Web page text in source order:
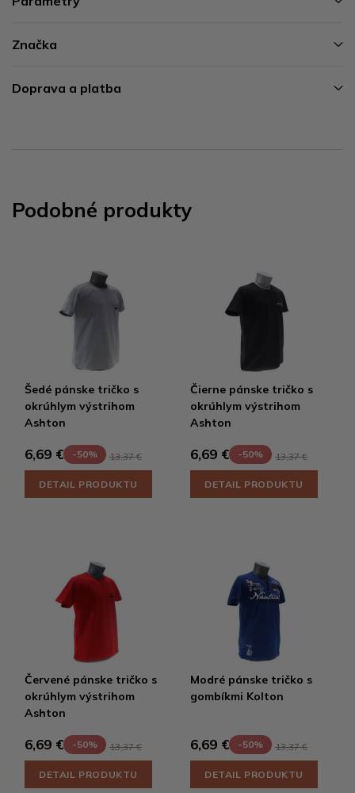
Značka
Doprava a platba
Podobné produkty
Šedé pánske tričko s
okrúhlym výstrihom
Ashton
6,69 € -50% 13,37 €
DETAIL PRODUKTU
Čierne pánske tričko s
okrúhlym výstrihom
Ashton
6,69 € -50% 13,37 €
DETAIL PRODUKTU
Červené pánske tričko s
okrúhlym výstrihom
Ashton
6,69 € -50% 13,37 €
DETAIL PRODUKTU
Modré pánske tričko s
gombíkmi Kolton
6,69 € -50% 13,37 €
DETAIL PRODUKTU